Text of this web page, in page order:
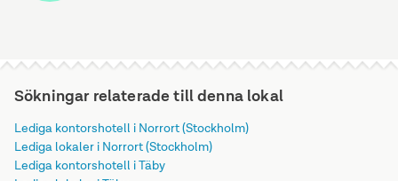
Sökningar relaterade till denna lokal
Lediga kontorshotell i Norrort (Stockholm)
Lediga lokaler i Norrort (Stockholm)
Lediga kontorshotell i Täby